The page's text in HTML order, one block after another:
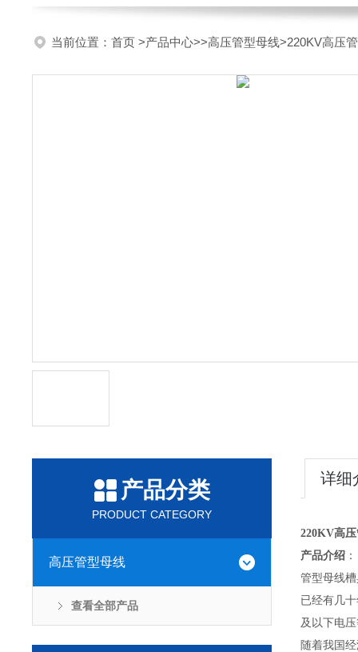
当前位置： 首页 >产品中心>>高压管型母线>220KV高压
产品分类
PRODUCT CATEGORY
高压管型母线
查看全部产品
详细
220KV高
产品介绍 ：
管型母线
已经有几
及以下电
随着我国